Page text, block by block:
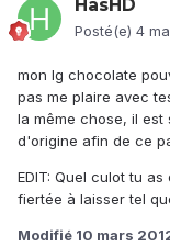
HasHD
Posté(e) 4
mon lg chocolate
pas me plaire avec
la même chose, il
d'origine afin de ce
EDIT: Quel culot tu
fiertée à laisser tel
Modifié 10 mars